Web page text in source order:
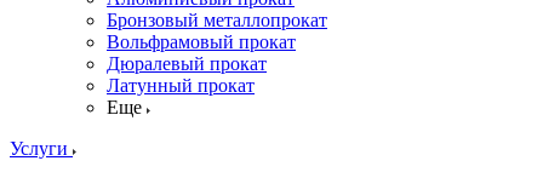
Бронзовый металлопрокат
Вольфрамовый прокат
Дюралевый прокат
Латунный прокат
Еще
Услуги